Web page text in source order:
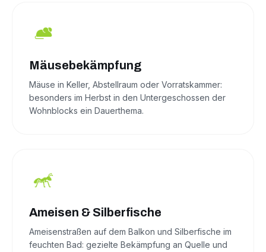
Mäusebekämpfung
Mäuse in Keller, Abstellraum oder Vorratskammer:
besonders im Herbst in den Untergeschossen der
Wohnblocks ein Dauerthema.
Ameisen & Silberfische
Ameisenstraßen auf dem Balkon und Silberfische im
feuchten Bad: gezielte Bekämpfung an Quelle und